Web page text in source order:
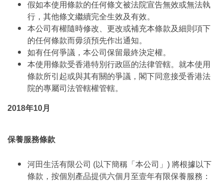
假如本使用條款的任何條文被法院宣告無效或無法執
行，其他條文繼續完全生效及有效。
本公司有權隨時修改、更改或補充本條款及細則項下
的任何條款而毋須預先作出通知。
如有任何爭議，本公司保留最終決定權。
本使用條款受香港特別行政區的法律管轄。就本使用
條款所引起或與其有關的爭議，閣下同意接受香港法
院的專屬司法管轄權管轄。
2018年10月
保養服務條款
河田生活有限公司 (以下簡稱「本公司」) 將根據以下
條款，按個別產品提供六個月至壹年有限保養服務：